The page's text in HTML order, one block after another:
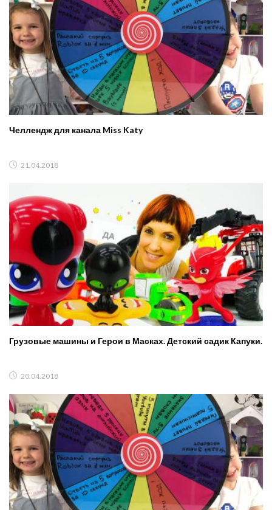
Челлендж для канала Miss Katy
21.04.2018
Грузовые машины и Герои в Масках. Детский садик Капуки.
20.04.2018